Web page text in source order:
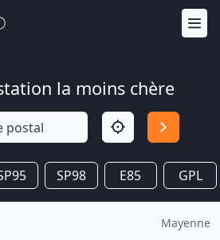
la moins chère
SP98 E85 GPL
Mayenne